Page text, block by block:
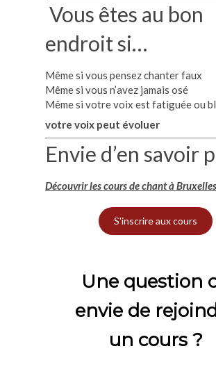
Vous êtes au bon
endroit si…
Même si vous pensez chanter faux
Même si vous n’avez jamais osé
Même si votre voix est fatiguée ou
votre voix peut évoluer
Envie d’en savoir
Découvrir les cours de chant à Bruxelles
S'inscrire aux cours
Une question
envie de
un cours ?